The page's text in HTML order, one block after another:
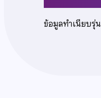
ข้อมูลทำเนียบรุ่